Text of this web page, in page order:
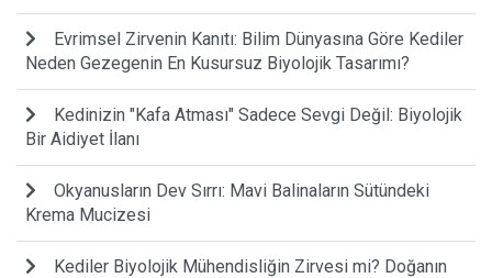
Evrimsel Zirvenin Kanıtı: Bilim Dünyasına Göre Kediler
Neden Gezegenin En Kusursuz Biyolojik Tasarımı?
Kedinizin "Kafa Atması" Sadece Sevgi Değil: Biyolojik
Bir Aidiyet İlanı
Okyanusların Dev Sırrı: Mavi Balinaların Sütündeki
Krema Mucizesi
Kediler Biyolojik Mühendisliğin Zirvesi mi? Doğanın